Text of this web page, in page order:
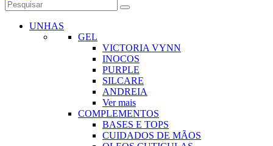
UNHAS
GEL
VICTORIA VYNN
INOCOS
PURPLE
SILCARE
ANDREIA
Ver mais
COMPLEMENTOS
BASES E TOPS
CUIDADOS DE MÃOS